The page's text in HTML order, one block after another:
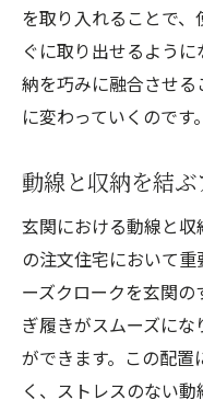
を取り入れることで
ぐに取り出せるよう
納を巧みに融合させ
に変わっていくのです。
動線と収納を結ぶ
玄関における動線と
の注文住宅において
ーズクロークを玄関
ぎ履きがスムーズに
ができます。この配
く、ストレスのない